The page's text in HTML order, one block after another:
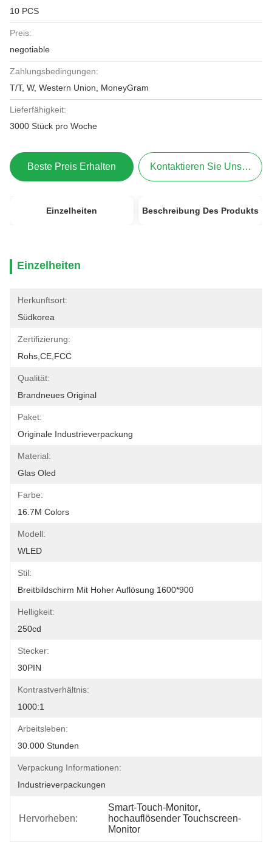
10 PCS
Preis:
negotiable
Zahlungsbedingungen:
T/T, W, Western Union, MoneyGram
Lieferfähigkeit:
3000 Stück pro Woche
Beste Preis Erhalten Kontaktieren Sie Uns Jetzt
Einzelheiten Beschreibung Des Produkts
Einzelheiten
Herkunftsort:
Südkorea
Zertifizierung:
Rohs,CE,FCC
Qualität:
Brandneues Original
Paket:
Originale Industrieverpackung
Material:
Glas Oled
Farbe:
16.7M Colors
Modell:
WLED
Stil:
Breitbildschirm Mit Hoher Auflösung 1600*900
Helligkeit:
250cd
Stecker:
30PIN
Kontrastverhältnis:
1000:1
Arbeitsleben:
30.000 Stunden
Verpackung Informationen:
Industrieverpackungen
Hervorheben:
Smart-Touch-Monitor,
hochauflösender Touchscreen-
Monitor